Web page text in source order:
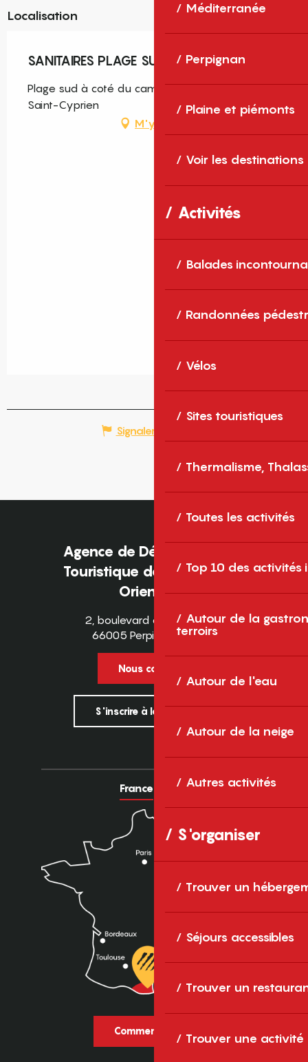
Méditerranée
Perpignan
Plaine et piémonts
Voir les destinations
Activités
Balades
Randonnées
Vélos
Sites touristiques
Thermalisme,
Toutes les activités
Top 10 des activités
Autour de la
terroirs
Autour de l'eau
Autour de la neige
Autres activités
S'organiser
Trouver un
Séjours accessibles
Trouver un
Trouver une activité
Localisation
SANITAIRES PLAGE SUD
Plage sud à coté du camping Cala Gogo, 66750
Saint-Cyprien
M'y rendre
Signaler une erreur
Agence de Développement
Touristique des Pyrénées-
Orientales
2, boulevard des Pyrénées
66005 Perpignan Cedex
Nous contacter
S'inscrire à la newsletter
France Europe
Comment venir ?